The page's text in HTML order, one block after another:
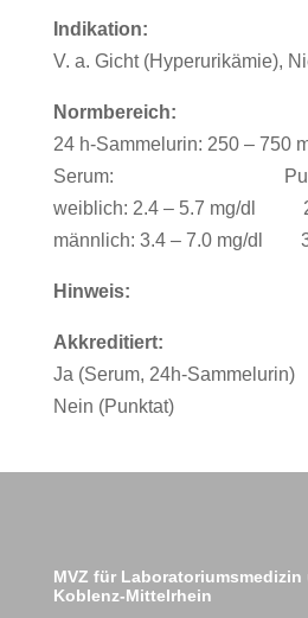
Indikation:
V. a. Gicht (Hyperurikämie),
Normbereich:
24 h-Sammelurin: 250 – 750
Serum:
weiblich: 2.4 – 5.7 mg/dl
männlich: 3.4 – 7.0 mg/dl
Hinweis:
Akkreditiert:
Ja (Serum, 24h-Sammelurin)
Nein (Punktat)
MVZ für
Koblenz-Mittelrhein